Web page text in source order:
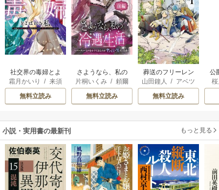
社交界の毒婦とよ
ばれる私～素敵な
辺境伯令息に腕を
折られたので、責
す～
霜月かいり /来須
みかん
無料立読み
さようなら、私の
冷遇生活 ～パーテ
ィーで声をかけて
きたのがヤバい男
片桐いくみ / 頼爾
無料立読み
葬送のフリーレン
山田鐘人
/ アベツ
カサ
無料立読み
公
は
小説・実用書の最新刊 もっと見る